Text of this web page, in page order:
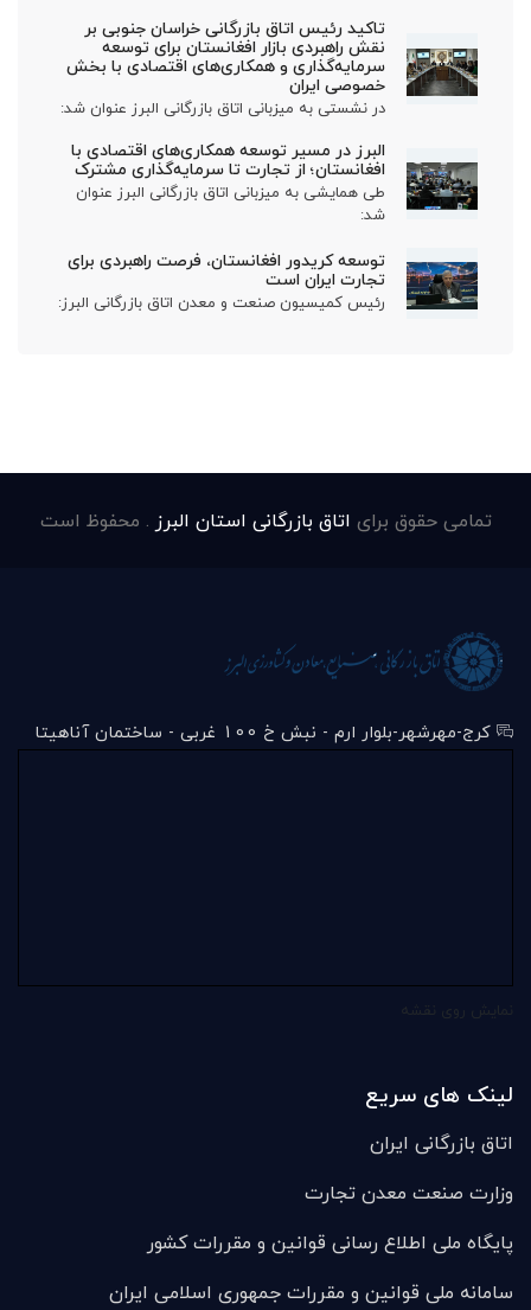
تاکید رئیس اتاق بازرگانی خراسان جنوبی بر
نقش راهبردی بازار افغانستان برای توسعه
سرمایه‌گذاری و همکاری‌های اقتصادی با بخش
خصوصی ایران
در نشستی به میزبانی اتاق بازرگانی البرز عنوان شد:
البرز در مسیر توسعه همکاری‌های اقتصادی با
افغانستان؛ از تجارت تا سرمایه‌گذاری مشترک
طی همایشی به میزبانی اتاق بازرگانی البرز عنوان
شد:
توسعه کریدور افغانستان، فرصت راهبردی برای
تجارت ایران است
رئیس کمیسیون صنعت و معدن اتاق بازرگانی البرز:
تمامی حقوق برای اتاق بازرگانی استان البرز . محفوظ است
کرج-مهرشهر-بلوار ارم - نبش خ 100 غربی - ساختمان آناهیتا
لینک های سریع
اتاق بازرگانی ایران
وزارت صنعت معدن تجارت
پایگاه ملی اطلاع رسانی قوانین و مقررات کشور
سامانه ملی قوانين و مقررات جمهوری اسلامی ایران